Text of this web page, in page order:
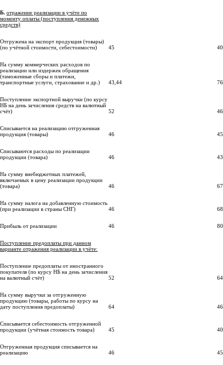
Б. отражение реализации в учёте по
моменту оплаты (поступления денежных
средств)
Отгружена на экспорт продукция (товары)
(по учётной стоимости, себестоимости)
45
На сумму коммерческих расходов по
реализации или издержек обращения
(таможенные сборы и платежи,
транспортные услуги, страхование и др.)
43,44
Поступление экспортной выручки (по курсу
НБ на день зачисления средств на валютный
счёт)
52 46
Списывается на реализацию отгруженная
продукция (товары)
46 45
Списываются расходы по реализации
продукции (товара)
46
На сумму внебюджетных платежей,
включаемых в цену реализации продукции
(товара)
46 67
На сумму налога на добавленную стоимость
(при реализации в страны СНГ)
46 68
Прибыль от реализации 46 80
Поступление предоплаты при данном
варианте отражения реализации в учёте:
Поступление предоплаты от иностранного
покупателя (по курсу НБ на день зачисления
на валютный счёт)
52 64
На сумму выручки за отгруженную
продукцию (товары, работы по курсу на
дату поступления предоплаты)
64 46
Списывается себестоимость отгруженной
продукции (учётная стоимость товара)
45
Отгруженная продукция списывается на
реализацию
46 45